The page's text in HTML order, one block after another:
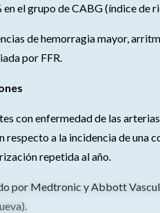
en el grupo de CABG (índice de
de hemorragia mayor,
por FFR.
con enfermedad de las
respecto a la incidencia de una
repetida al año.
por Medtronic y Abbott